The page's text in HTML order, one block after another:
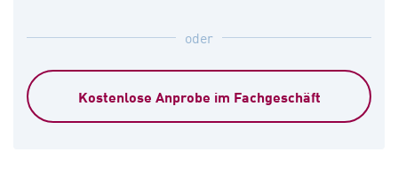
oder
Kostenlose Anprobe im Fachgeschäft